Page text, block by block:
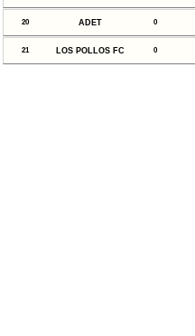
20 ADET 0
21 LOS POLLOS FC 0